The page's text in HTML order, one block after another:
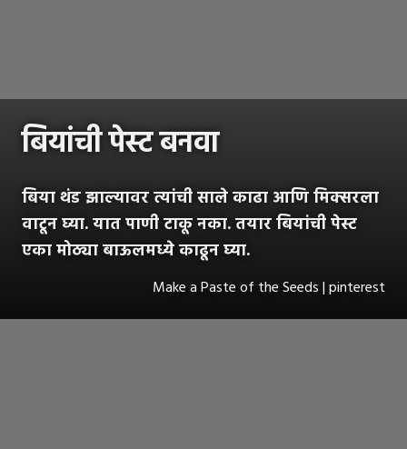
बियांची पेस्ट बनवा
बिया थंड झाल्यावर त्यांची साले काढा आणि मिक्सरला
वाटून घ्या. यात पाणी टाकू नका. तयार बियांची पेस्ट
एका मोठ्या बाऊलमध्ये काढून घ्या.
Make a Paste of the Seeds | pinterest